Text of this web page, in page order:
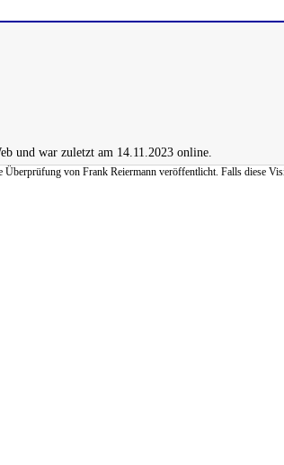
und war zuletzt am 14.11.2023 online.
von Frank Reiermann veröffentlicht. Falls diese